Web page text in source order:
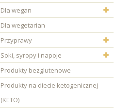
Dla wegan
Dla wegetarian
Przyprawy
Soki, syropy i napoje
Produkty bezglutenowe
Produkty na diecie ketogenicznej
(KETO)